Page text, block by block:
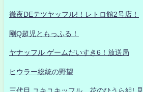
徹夜DEテツヤッフル!！レトロ館2号店！
剛Q超児ともっふる！
ヤナッフル ゲームだいすき6！放送局
ヒウラー総統の野望
三代目 ユキユキッフル 花のひうら組! 見